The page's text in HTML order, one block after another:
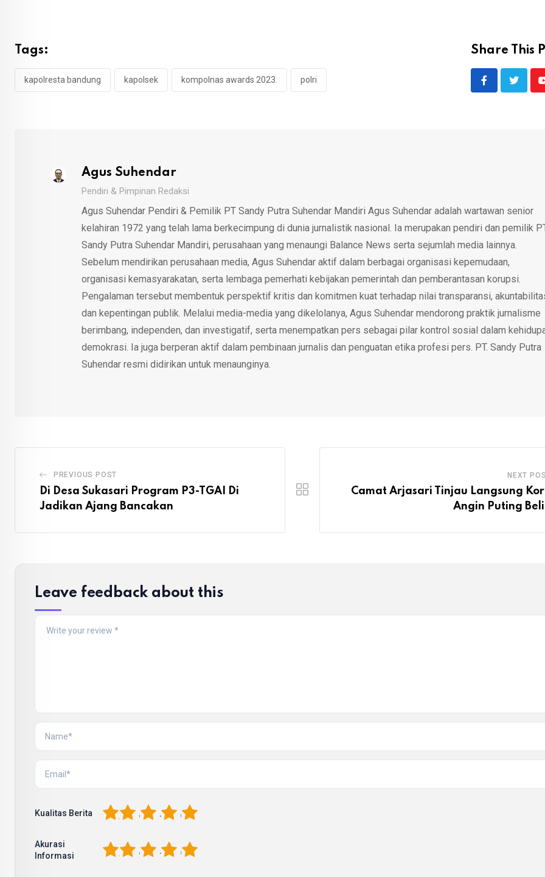
Tags:
kapolresta bandung kapolsek kompolnas awards 2023. polri
Share This
Agus Suhendar
Pendiri & Pimpinan Redaksi
Agus Suhendar Pendiri & Pemilik PT Sandy Putra Suhendar Mandiri Agus Suhendar adalah wartawan senior
kelahiran 1972 yang telah lama berkecimpung di dunia jurnalistik nasional. Ia merupakan pendiri dan pemilik
Sandy Putra Suhendar Mandiri, perusahaan yang menaungi Balance News serta sejumlah media lainnya.
Sebelum mendirikan perusahaan media, Agus Suhendar aktif dalam berbagai organisasi kepemudaan,
organisasi kemasyarakatan, serta lembaga pemerhati kebijakan pemerintah dan pemberantasan korupsi.
Pengalaman tersebut membentuk perspektif kritis dan komitmen kuat terhadap nilai transparansi,
dan kepentingan publik. Melalui media-media yang dikelolanya, Agus Suhendar mendorong praktik jurnalisme
berimbang, independen, dan investigatif, serta menempatkan pers sebagai pilar kontrol sosial dalam
demokrasi. Ia juga berperan aktif dalam pembinaan jurnalis dan penguatan etika profesi pers. PT. Sandy Putra
Suhendar resmi didirikan untuk menaunginya.
PREVIOUS POST
Di Desa Sukasari Program P3-TGAI Di
Jadikan Ajang Bancakan
NEXT
Camat Arjasari Tinjau Langsung
Angin Puting
Leave feedback about this
Kualitas Berita 5
4
3
2
Akurasi
Informasi
5
4
3
2